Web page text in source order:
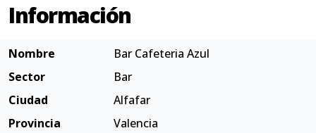
Información
Nombre
Bar Cafeteria Azul
Sector
Bar
Ciudad
Alfafar
Provincia
Valencia